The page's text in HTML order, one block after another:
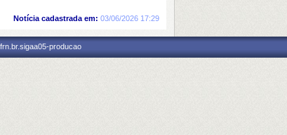
Notícia cadastrada em: 03/06/2026 17:29
producao